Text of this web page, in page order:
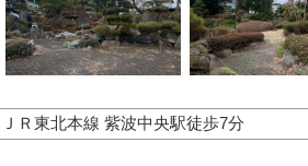
ＪＲ東北本線 紫波中央駅徒歩7分